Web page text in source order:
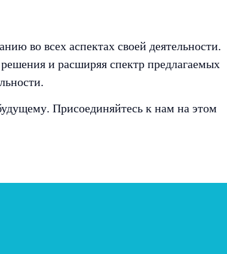
во всех аспектах своей деятельности.
и расширяя спектр предлагаемых
Присоединяйтесь к нам на этом